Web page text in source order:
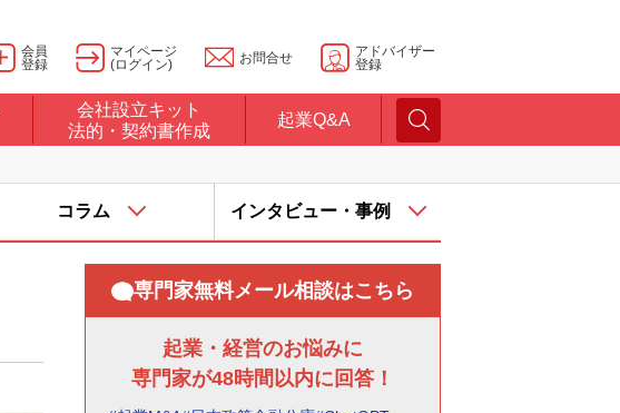
会員
登録
マイページ
(ログイン)
お問合せ
アドバイザー
登録
会社設立キット
法的・契約書作成
起業Q&A
コラム インタビュー・事例
専門家無料メール相談はこちら
起業・経営のお悩みに
専門家が48時間以内に回答！